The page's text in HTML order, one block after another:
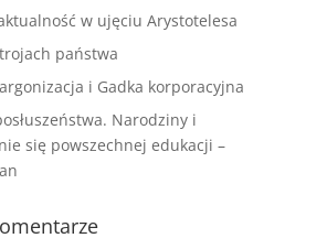
w ujęciu Arystotelesa
państwa
i Gadka korporacyjna
Narodziny i
się powszechnej edukacji –